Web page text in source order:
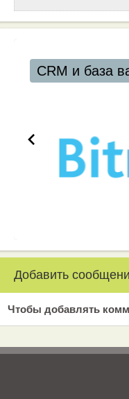
CRM и база
Добавить
Чтобы добавлять